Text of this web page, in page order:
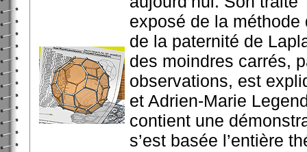
exposé de la
de la paternité de
des moindres carrés,
observations, est
et Adrien-Marie
contient une
s’est basée l’entière